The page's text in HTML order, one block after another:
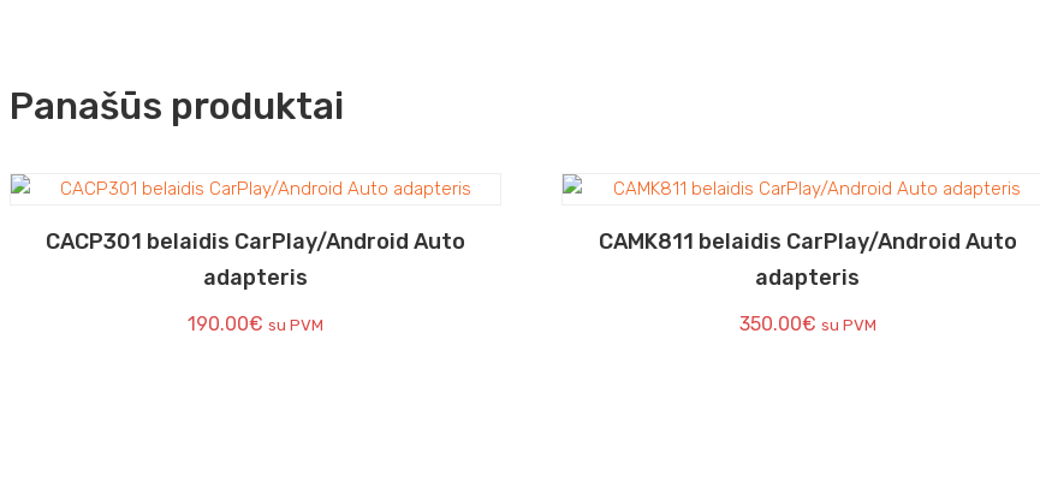
Panašūs produktai
CACP301 belaidis CarPlay/Android Auto
adapteris
190.00€ su PVM
CAMK811 belaidis CarPlay/Android Auto
adapteris
350.00€ su PVM